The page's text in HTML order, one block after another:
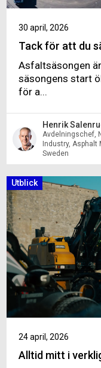
30 april, 2026
Tack för att du
Asfaltsäsongen
säsongens start
för a...
Henrik
Avdelningschef,
Industry, Asphalt
Sweden
Utblick
24 april, 2026
Alltid mitt i